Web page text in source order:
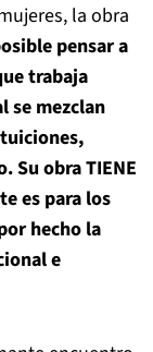
la obra
pensar a
trabaja
se mezclan
Su obra TIENE
es para los
hecho la
e